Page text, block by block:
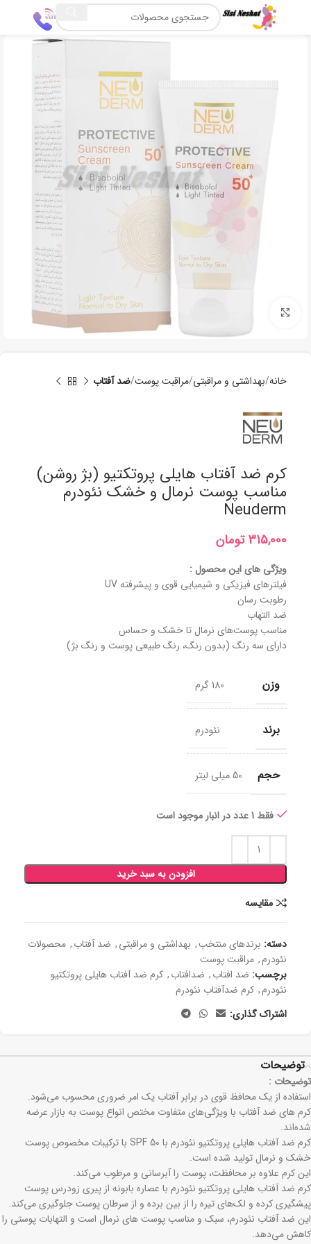
خانه بھداشتی و مراقبتی مراقبت پوست ضد آفتاب
کرم ضد آفتاب هایلی پروتکتیو (بژ روشن)
مناسب پوست نرمال و خشک نئودرم
Neuderm
تومان
ویژگی های این محصول :
فیلترهای فیزیکی و شیمیایی قوی و پیشرفته UV
رطوبت رسان
ضد التهاب
مناسب پوست‌های نرمال تا خشک و حساس
دارای سه رنگ (بدون رنگ، رنگ طبیعی پوست و رنگ بژ)
وزن 180 گرم
برند نئودرم
حجم 50 میلی لیتر
فقط 1 عدد در انبار موجود است
افزودن به سبد خرید
مقايسه
دسته: برندهای منتخب, بھداشتی و مراقبتی, ضد آفتاب, محصولات
نئودرم, مراقبت پوست
برچسب: ضد افتاب, ضدافتاب, کرم ضد آفتاب هایلی پروتکتیو
نئودرم, کرم ضدآفتاب نئودرم
اشتراک گذاری:
توضیحات
توضیحات :
استفاده از یک محافظ قوی در برابر آفتاب یک امر ضروری محسوب می‌شود.
کرم های ضد آفتاب با ویژگی‌های متفاوت مختص انواع پوست به بازار عرضه
شده‌اند.
کرم ضد آفتاب هایلی پروتکتیو نئودرم با SPF 50 با ترکیبات مخصوص پوست
خشک و نرمال تولید شده است.
این کرم علاوه بر محافظت، پوست را آبرسانی و مرطوب می‌کند.
کرم ضد آفتاب هایلی پروتکتیو نئودرم با عصاره بابونه از پیری زودرس پوست
پیشگیری کرده و لک‌های تیره را از بین برده و از سرطان پوست جلوگیری می‌کند.
این ضد آفتاب نئودرم، سبک و مناسب پوست های نرمال است و التهابات پوستی را
کاهش می‌دهد.